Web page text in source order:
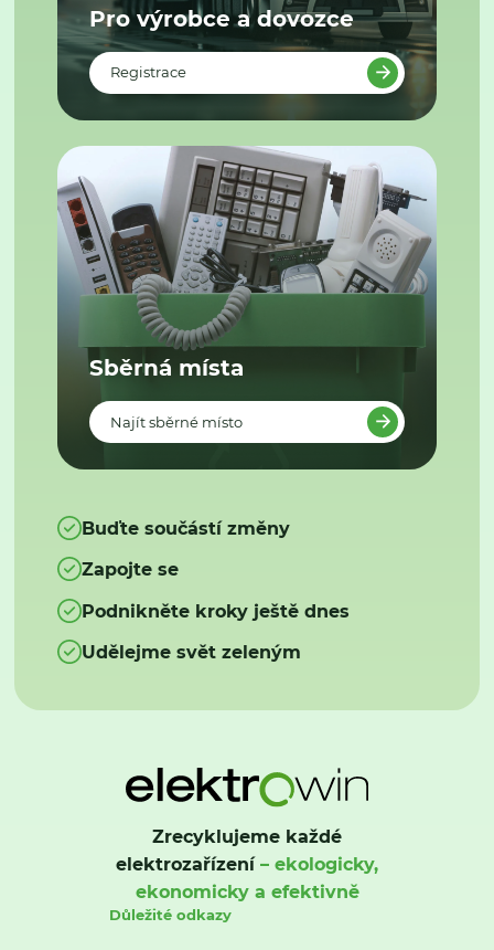
Pro výrobce a dovozce
Registrace
Sběrná místa
Najít sběrné místo
Buďte součástí změny
Zapojte se
Podnikněte kroky ještě dnes
Udělejme svět zeleným
Zrecyklujeme každé
elektrozařízení– ekologicky,
ekonomicky a efektivně
Důležité odkazy